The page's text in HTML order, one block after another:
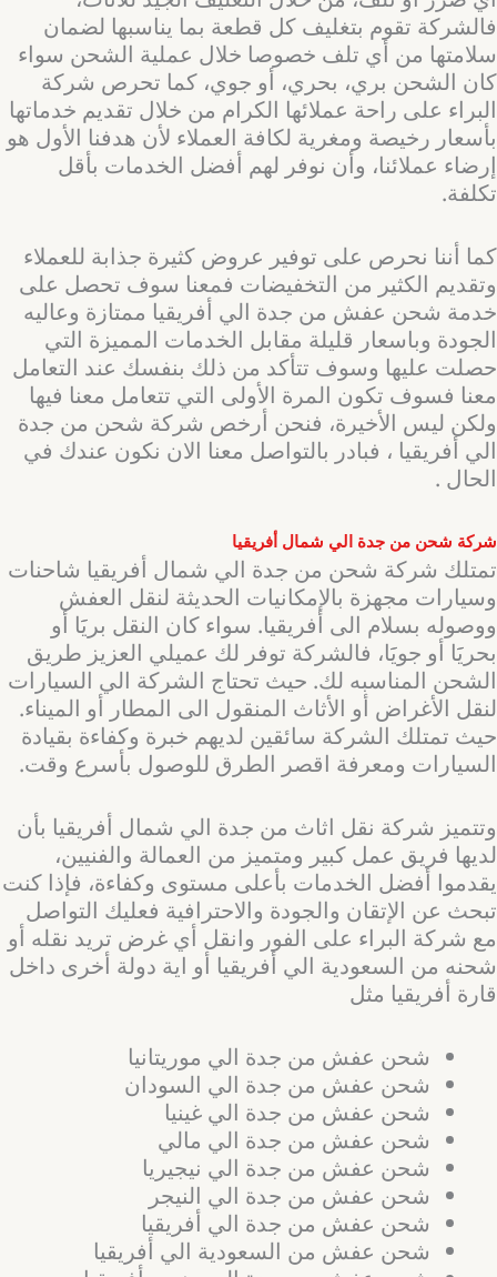
فالشركة تقوم بتغليف كل قطعة بما يناسبها لضمان
سلامتها من أي تلف خصوصا خلال عملية الشحن سواء
كان الشحن بري، بحري، أو جوي، كما تحرص شركة
البراء على راحة عملائها الكرام من خلال تقديم خدماتها
بأسعار رخيصة ومغرية لكافة العملاء لأن هدفنا الأول هو
إرضاء عملائنا، وأن نوفر لهم أفضل الخدمات بأقل
تكلفة.
كما أننا نحرص على توفير عروض كثيرة جذابة للعملاء
وتقديم الكثير من التخفيضات فمعنا سوف تحصل على
خدمة شحن عفش من جدة الي أفريقيا ممتازة وعاليه
الجودة وباسعار قليلة مقابل الخدمات المميزة التي
حصلت عليها وسوف تتأكد من ذلك بنفسك عند التعامل
معنا فسوف تكون المرة الأولى التي تتعامل معنا فيها
ولكن ليس الأخيرة، فنحن أرخص شركة شحن من جدة
الي أفريقيا ، فبادر بالتواصل معنا الان نكون عندك في
الحال .
شركة شحن من جدة الي شمال أفريقيا
تمتلك شركة شحن من جدة الي شمال أفريقيا شاحنات
وسيارات مجهزة بالإمكانيات الحديثة لنقل العفش
ووصوله بسلام الى أفريقيا. سواء كان النقل بريََا أو
بحريََا أو جويََا، فالشركة توفر لك عميلي العزيز طريق
الشحن المناسبه لك. حيث تحتاج الشركة الي السيارات
لنقل الأغراض أو الأثاث المنقول الى المطار أو الميناء.
حيث تمتلك الشركة سائقين لديهم خبرة وكفاءة بقيادة
السيارات ومعرفة اقصر الطرق للوصول بأسرع وقت.
وتتميز شركة نقل اثاث من جدة الي شمال أفريقيا بأن
لديها فريق عمل كبير ومتميز من العمالة والفنيين،
يقدموا أفضل الخدمات بأعلى مستوى وكفاءة، فإذا كنت
تبحث عن الإتقان والجودة والاحترافية فعليك التواصل
مع شركة البراء على الفور وانقل أي غرض تريد نقله أو
شحنه من السعودية الي أفريقيا أو اية دولة أخرى داخل
قارة أفريقيا مثل
شحن عفش من جدة الي موريتانيا
شحن عفش من جدة الي السودان
شحن عفش من جدة الي غينيا
شحن عفش من جدة الي مالي
شحن عفش من جدة الي نيجيريا
شحن عفش من جدة الي النيجر
شحن عفش من جدة الي أفريقيا
شحن عفش من السعودية الي أفريقيا